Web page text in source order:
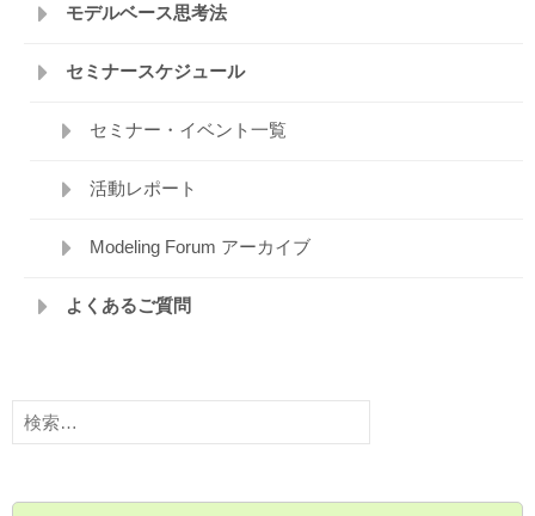
モデルベース思考法
セミナースケジュール
セミナー・イベント一覧
活動レポート
Modeling Forum アーカイブ
よくあるご質問
検
索: